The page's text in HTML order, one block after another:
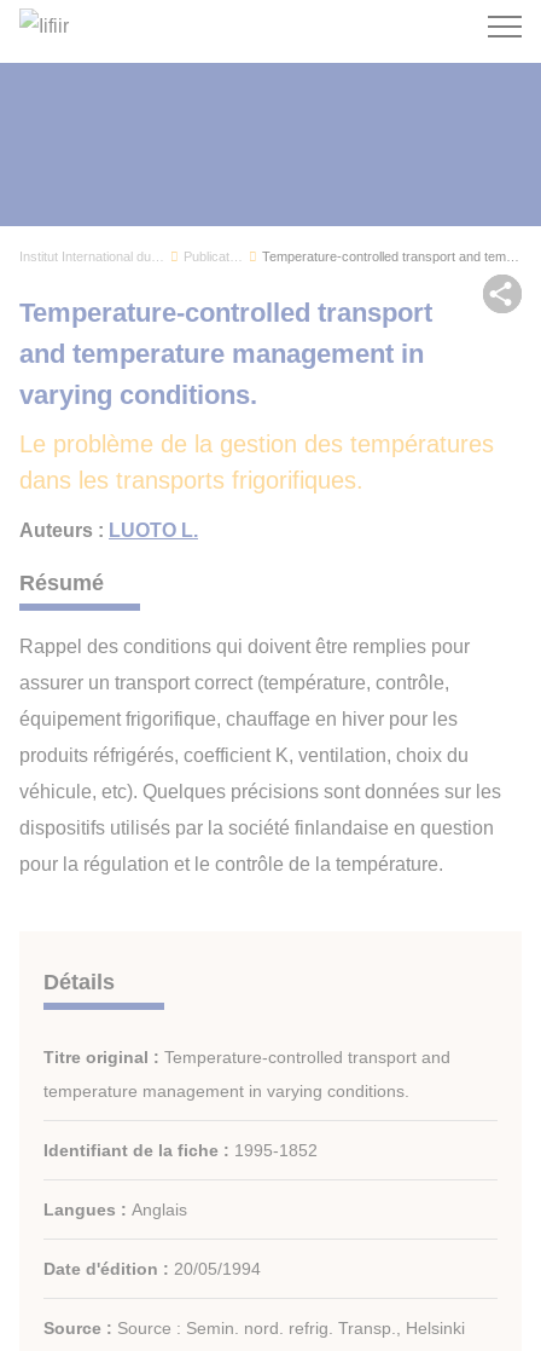
Temperature-controlled transport and temperatur...
Le problème de la gestion des températures
dans les transports frigorifiques.
Temperature-controlled transport
and temperature management in
varying conditions.
Auteurs : LUOTO L.
Résumé
Rappel des conditions qui doivent être remplies pour
assurer un transport correct (température, contrôle,
équipement frigorifique, chauffage en hiver pour les
produits réfrigérés, coefficient K, ventilation, choix du
véhicule, etc). Quelques précisions sont données sur les
dispositifs utilisés par la société finlandaise en question
pour la régulation et le contrôle de la température.
Détails
Titre original : Temperature-controlled transport and
temperature management in varying conditions.
Identifiant de la fiche : 1995-1852
Langues : Anglais
Date d'édition : 20/05/1994
Source : Source : Semin. nord. refrig. Transp., Helsinki